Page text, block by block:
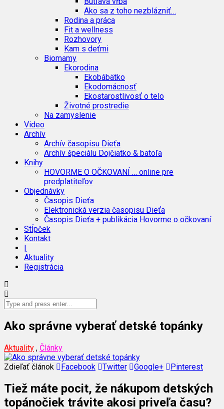
Ako sa z toho nezblázniť…
Rodina a práca
Fit a wellness
Rozhovory
Kam s deťmi
Biomamy
Ekorodina
Ekobábätko
Ekodomácnosť
Ekostarostlivosť o telo
Životné prostredie
Na zamyslenie
Video
Archív
Archív časopisu Dieťa
Archív špeciálu Dojčiatko & batoľa
Knihy
HOVORME O OČKOVANÍ … online pre
predplatiteľov
Objednávky
Časopis Dieťa
Elektronická verzia časopisu Dieťa
Časopis Dieťa + publikácia Hovorme o očkovaní
Stĺpček
Kontakt
|
Aktuality
Registrácia
Ako správne vyberať detské topánky
Aktuality , Články
Zdieľať článok
Facebook Twitter Google+ Pinterest
Tiež máte pocit, že nákupom detských
topánočiek trávite akosi priveľa času?